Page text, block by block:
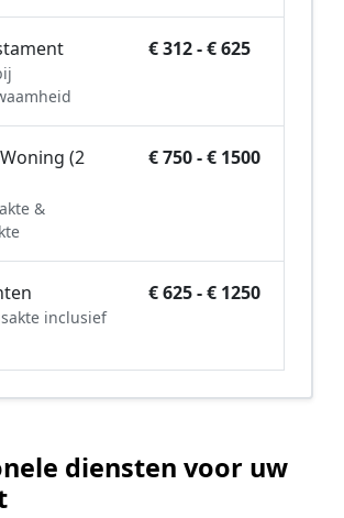
€ 312 - € 625
(2
&
€ 750 - € 1500
inclusief
€ 625 - € 1250
diensten voor uw